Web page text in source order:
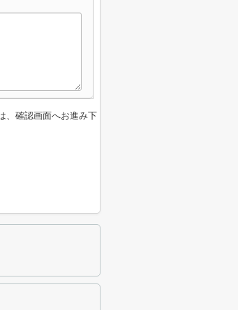
、確認画面へお進み下